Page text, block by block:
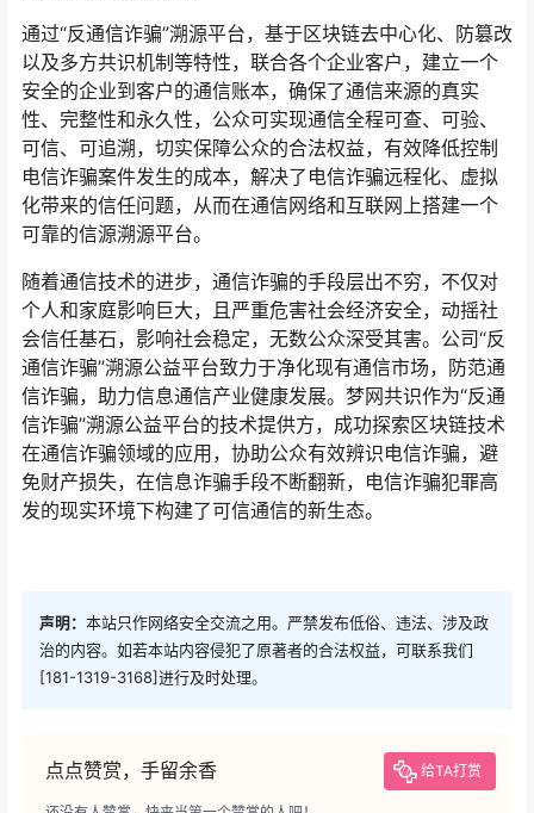
通过“反通信诈骗”溯源平台，基于区块链去中心化、防篡改
以及多方共识机制等特性，联合各个企业客户，建立一个
安全的企业到客户的通信账本，确保了通信来源的真实
性、完整性和永久性，公众可实现通信全程可查、可验、
可信、可追溯，切实保障公众的合法权益，有效降低控制
电信诈骗案件发生的成本，解决了电信诈骗远程化、虚拟
化带来的信任问题，从而在通信网络和互联网上搭建一个
可靠的信源溯源平台。
随着通信技术的进步，通信诈骗的手段层出不穷，不仅对
个人和家庭影响巨大，且严重危害社会经济安全，动摇社
会信任基石，影响社会稳定，无数公众深受其害。公司“反
通信诈骗”溯源公益平台致力于净化现有通信市场，防范通
信诈骗，助力信息通信产业健康发展。梦网共识作为“反通
信诈骗”溯源公益平台的技术提供方，成功探索区块链技术
在通信诈骗领域的应用，协助公众有效辨识电信诈骗，避
免财产损失，在信息诈骗手段不断翻新，电信诈骗犯罪高
发的现实环境下构建了可信通信的新生态。
声明： 本站只作网络安全交流之用。严禁发布低俗、违法、涉及政
治的内容。如若本站内容侵犯了原著者的合法权益，可联系我们
[181-1319-3168]进行及时处理。
点点赞赏，手留余香 给TA打赏